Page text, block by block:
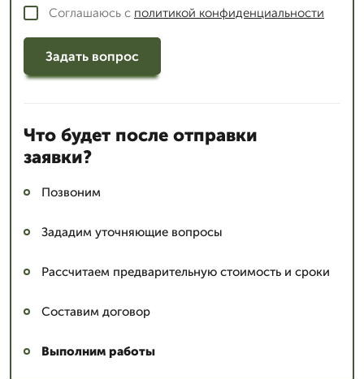
Соглашаюсь с политикой конфиденциальности
Задать вопрос
Что будет после отправки
заявки?
Позвоним
Зададим уточняющие вопросы
Рассчитаем предварительную стоимость и сроки
Составим договор
Выполним работы